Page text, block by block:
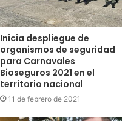
Inicia despliegue de
organismos de seguridad
para Carnavales
Bioseguros 2021 en el
territorio nacional
11 de febrero de 2021